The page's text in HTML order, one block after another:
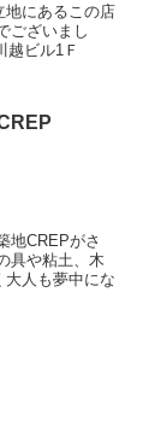
地にあるこの店
ございまし
ビル1Ｆ
地CREPがさ
具や粘土、木
大人も夢中にな